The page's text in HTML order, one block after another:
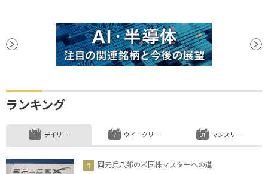
ランキング
デイリー
岡元兵八郎の米国株マスターへの道
ウイークリー マンスリー